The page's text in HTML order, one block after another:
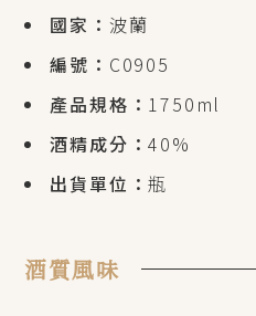
國家： 波蘭
編號： C0905
產品規格： 1750ml
酒精成分：40%
出貨單位：瓶
酒質風味